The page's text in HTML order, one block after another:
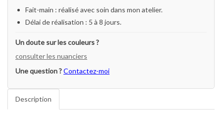
Fait-main : réalisé avec soin dans mon atelier.
Délai de réalisation : 5 à 8 jours.
Un doute sur les couleurs ?
consulter les nuanciers
Une question ?Contactez-moi
Description